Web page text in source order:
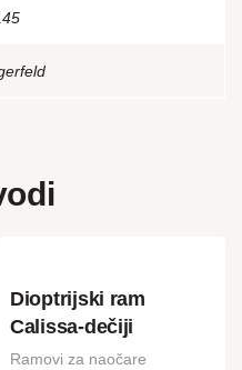
Dioptrijski ram
Calissa-dečiji
Ramovi za naočare